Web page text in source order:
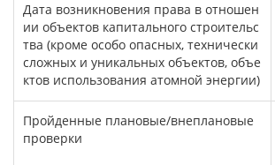
Дата возникновения права в отношен
ии объектов капитального строительс
тва (кроме особо опасных, технически
сложных и уникальных объектов, объе
ктов использования атомной энергии)
Пройденные плановые/внеплановые
проверки